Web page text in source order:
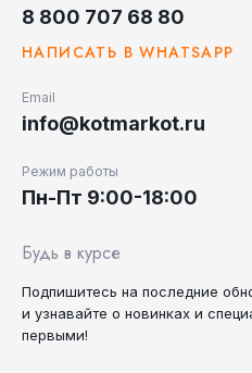
8 800 707 68 80
НАПИСАТЬ В WHATSAPP
Email
info@kotmarkot.ru
Режим работы
Пн-Пт 9:00-18:00
Будь в курсе
Подпишитесь на последние
и узнавайте о новинках и
первыми!